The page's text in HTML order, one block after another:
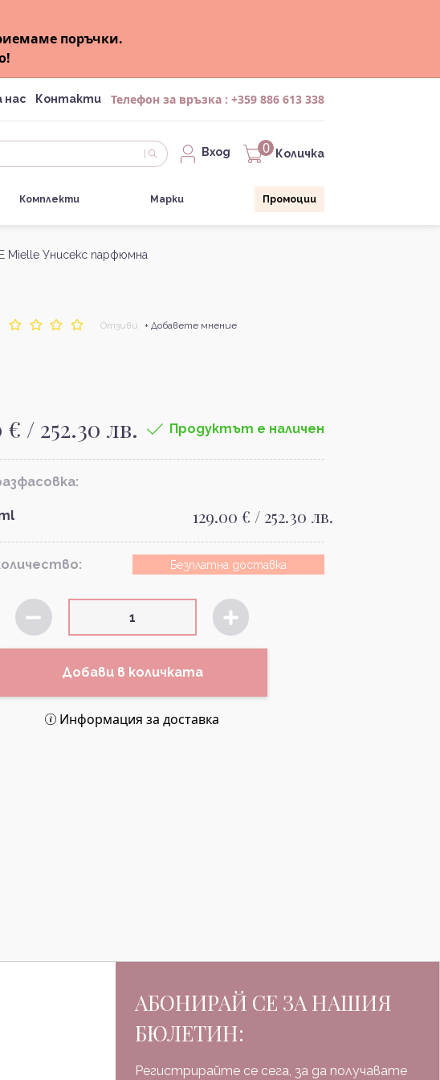
поръчки.
нас Контакти Телефон за връзка : +359 886 613 338
Вход 0 Количка
Комплекти Марки Промоции
Mielle Унисекс парфюмна
Отзиви + Добавете мнение
€ / 252.30 лв. Продуктът е наличен
129.00 € / 252.30 лв.
Безплатна доставка
Добави в количката
Информация за доставка
АБОНИРАЙ СЕ ЗА НАШИЯ
БЮЛЕТИН:
Регистрирайте се сега, за да получавате